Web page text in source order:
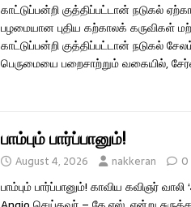
காட்டுப்பன்றி குத்திப்பட்டான் நடுகல்
பழமையான புதிய கற்காலக் கருவிகள்
காட்டுப்பன்றி குத்திப்பட்டான் நடுகல்
பெருமையை பறைசாற்றும் வகையில்,
பாம்பும் பார்ப்பானும்!
August 4, 2026 nakkeran 0
பாம்பும் பார்ப்பானும்! காவிய கவிஞர்